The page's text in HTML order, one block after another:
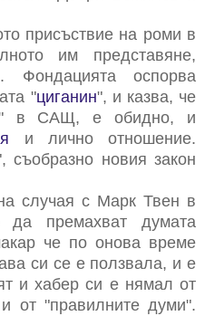
присъствие на роми в
им представяне,
Фондацията оспорва
"циганин", и казва, че
в САЩ, е обидно, и
и лично отношение.
съобразно новия закон
случая с Марк Твен в
да премахват думата
че по онова време
си се е ползвала, и е
и хабер си е нямал от
и от "правилните думи".